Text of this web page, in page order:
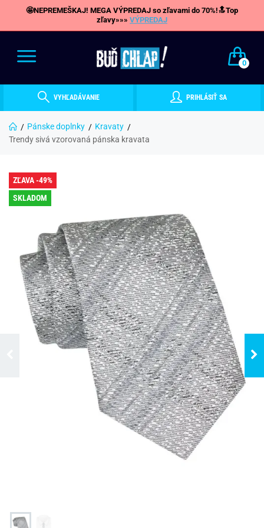
🤩NEPREMEŠKAJ! MEGA VÝPREDAJ so zľavami do 70%!🔝Top
zľavy»»» VÝPREDAJ
0
VYHĽADÁVANIE PRIHLÁSIŤ SA
Pánske doplnky
Kravaty
Trendy sivá vzorovaná pánska kravata
ZĽAVA -49%
SKLADOM